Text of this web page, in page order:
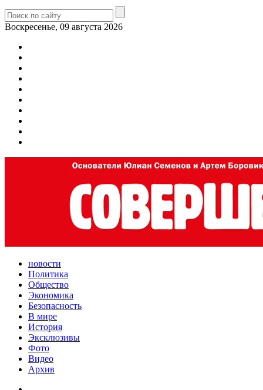
Воскресенье, 09 августа 2026
новости
Политика
Общество
Экономика
Безопасность
В мире
История
Эксклюзивы
Фото
Видео
Архив